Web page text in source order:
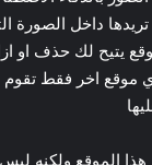
داخل الصورة
يتيح لك حذف او
اخر فقط تقوم
هذا الموقع ولكنه